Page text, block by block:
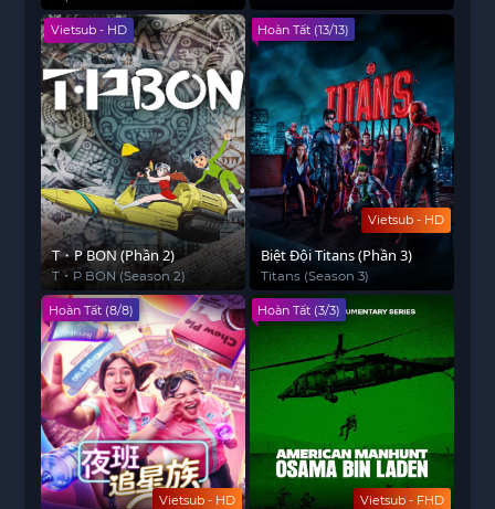
Deadliest Mansion
Vietsub - HD
T・P BON (Phần 2)
T・P BON (Season 2)
Vietsub - HD
Hoàn Tất (13/13)
Biệt Đội Titans (Phần 3)
Titans (Season 3)
Vietsub - HD
Hoàn Tất (8/8)
Vietsub - FHD
Hoàn Tất (3/3)